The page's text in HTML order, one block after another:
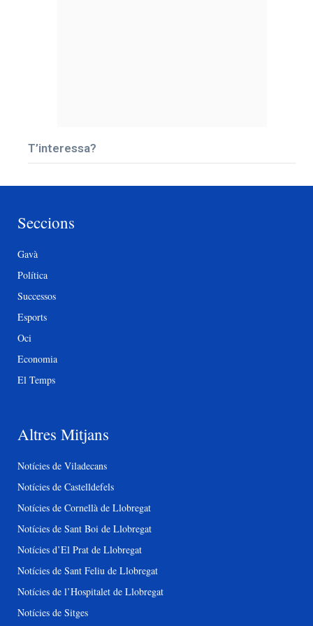
T’interessa?
Seccions
Gavà
Política
Successos
Esports
Oci
Economia
El Temps
Altres Mitjans
Notícies de Viladecans
Notícies de Castelldefels
Notícies de Cornellà de Llobregat
Notícies de Sant Boi de Llobregat
Notícies d’El Prat de Llobregat
Notícies de Sant Feliu de Llobregat
Notícies de l’Hospitalet de Llobregat
Notícies de Sitges